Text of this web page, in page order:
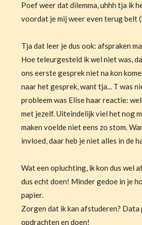
Poef weer dat dilemma, uhhh tja ik
voordat je mij weer even terug belt
Tja dat leer je dus ook: afspraken
Hoe teleurgesteld ik wel niet was,
ons eerste gesprek niet na kon
naar het gesprek, want tja... T was
probleem was Elise haar reactie:
met jezelf. Uiteindelijk viel het nog
maken voelde niet eens zo stom.
invloed, daar heb je niet alles in de
Wat een opluchting, ik kon dus wel
dus echt doen! Minder gedoe in je
papier.
Zorgen dat ik kan afstuderen?
opdrachten en doen!